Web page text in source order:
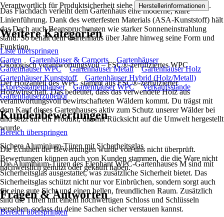
Das Flachdach verleiht dem Gartenhaus eine moderne, klare
Linienführung. Dank des wetterfesten Materials (ASA-Kunststoff) hält
das Dach auch Beanspruchungen wie starker Sonneneinstrahlung
stand. So behält dein Gartenhaus über Jahre hinweg seine Form und
Funktion.
Ökologisch verantwortungsvoll – FSC®-zertifiziertes WPC
Der Holzanteil des WPC stammt aus FSC®-zertifizierter
Holzwirtschaft. Das bedeutet, dass das verwendete Holz aus
verantwortungsvoll bewirtschafteten Wäldern kommt. Du trägst mit
dem Kauf dieses Gartenhauses aktiv zum Schutz unserer Wälder bei
und setzt auf ein Produkt, das mit Rücksicht auf die Umwelt hergestellt
wurde.
Sichere Aluminium-Türen mit Sicherheitsglas
Die Aluminium-Türen des Elephant WPC-Gartenhauses M sind mit
Sicherheitsglas ausgestattet, was zusätzliche Sicherheit bietet. Das
Sicherheitsglas schützt nicht nur vor Einbrüchen, sondern sorgt auch
für eine gute Sicht und einen hellen, freundlichen Raum. Zusätzlich
sind die Türen mit einem hochwertigen Schloss und Schlüsseln
versehen, sodass du deine Sachen sicher verstauen kannst.
Verantwortlich für Produktsicherheit siehe Herstellerinformationen .
Weitere Kategorien
Liste überspringen
Garten
Gartenhäuser & Carports
Gartenhäuser
Gartenhäuser WPC
Gartenhäuser Metall
Gartenhäuser Holz
Gartenhäuser Kunststoff
Gartenhäuser Hybrid (Holz/Metall)
Expressgartenhäuser
Gartenhäuser WPC
Verkaufsstände
Gartenhäuserzubehör
Kundenbewertungen
Bereich überspringen
Die Echtheit der Bewertungen wurde von uns nicht überprüft.
Bewertungen können auch von Kunden stammen, die die Ware nicht
nachweislich genutzt oder gekauft haben.
Fragen & Antworten
Bereich überspringen